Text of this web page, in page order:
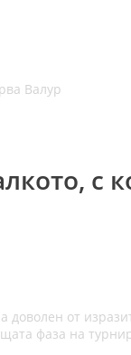
Валур
с
от
фаза на